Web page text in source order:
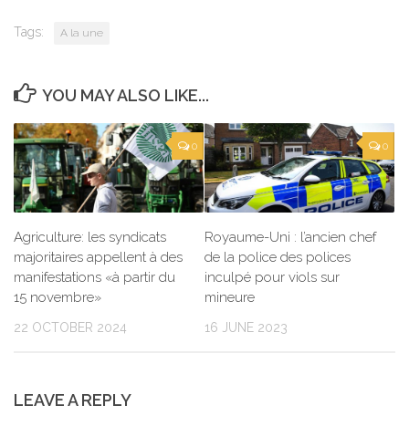
Tags: A la une
YOU MAY ALSO LIKE...
0
Agriculture: les syndicats
majoritaires appellent à des
manifestations «à partir du
15 novembre»
22 OCTOBER 2024
0
Royaume-Uni : l’ancien chef
de la police des polices
inculpé pour viols sur
mineure
16 JUNE 2023
LEAVE A REPLY